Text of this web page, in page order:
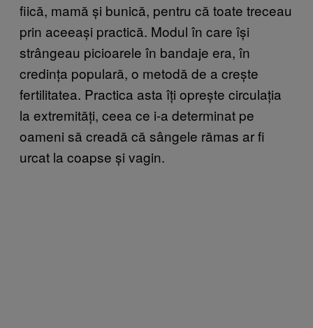
fiică, mamă și bunică, pentru că toate treceau
prin aceeași practică. Modul în care își
strângeau picioarele în bandaje era, în
credința populară, o metodă de a crește
fertilitatea. Practica asta îți oprește circulația
la extremități, ceea ce i-a determinat pe
oameni să creadă că sângele rămas ar fi
urcat la coapse și vagin.